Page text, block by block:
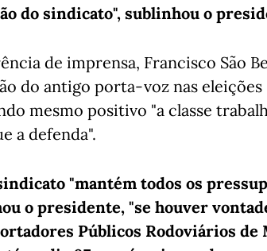
do sindicato", sublinhou o
de imprensa, Francisco São
do antigo porta-voz nas eleições
mesmo positivo "a classe
a defenda".
"mantém todos os
o presidente, "se houver
Públicos Rodoviários de